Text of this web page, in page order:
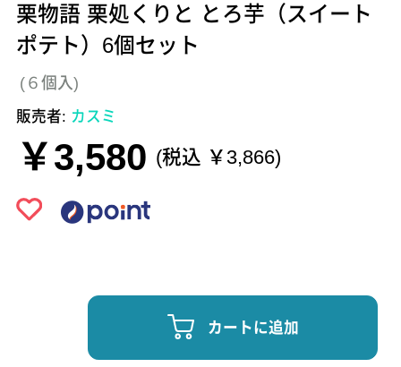
栗物語 栗処くりと とろ芋（スイート
ポテト）6個セット
(６個入)
販売者: カスミ
￥3,580 (税込 ￥3,866)
カートに追加